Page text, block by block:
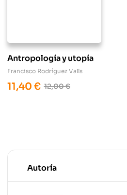
Antropología y utopía
Francisco Rodríguez Valls
12,00€
11,40 €
Autoría